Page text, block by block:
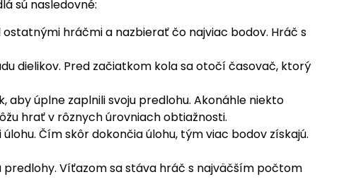
sú nasledovné:
hráčmi a nazbierať čo najviac bodov. Hráč s
dielikov. Pred začiatkom kola sa otočí časovač, ktorý
aby úplne zaplnili svoju predlohu. Akonáhle niekto
hrať v rôznych úrovniach obtiažnosti.
Čím skôr dokončia úlohu, tým viac bodov získajú.
Víťazom sa stáva hráč s najväčším počtom